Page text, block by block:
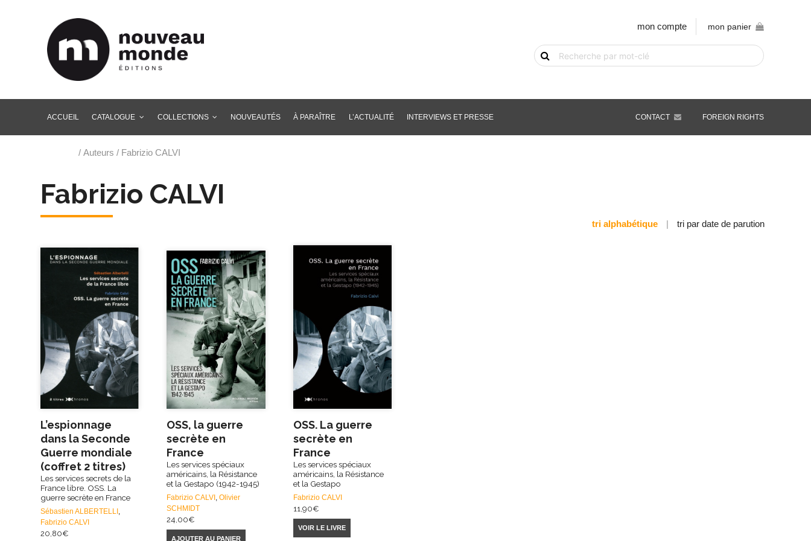
mon compte mon panier
Recherche
de
ACCUEIL
CATALOGUE COLLECTIONS NOUVEAUTÉS À PARAÎTRE L’ACTUALITÉ INTERVIEWS ET PRESSE FOREIGN RIGHTS
CONTACT
/ Auteurs / Fabrizio CALVI
Fabrizio CALVI
tri alphabétique | tri par date de parution
L’espionnage
dans la Seconde
Guerre mondiale
(coffret 2 titres)
Les services secrets de la
France libre. OSS. La
guerre secrète en France
Sébastien ALBERTELLI ,
Fabrizio CALVI
20,80€
OSS, la guerre
secrète en
France
Les services spéciaux
américains, la Résistance
et la Gestapo (1942-1945)
Fabrizio CALVI ,Olivier
SCHMIDT
24,00€
AJOUTER AU PANIER
OSS. La guerre
secrète en
France
Les services spéciaux
américains, la Résistance
et la Gestapo
Fabrizio CALVI
11,90€
VOIR LE LIVRE